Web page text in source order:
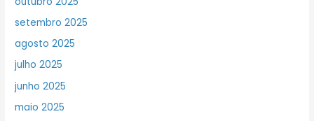
setembro 2025
agosto 2025
julho 2025
junho 2025
maio 2025